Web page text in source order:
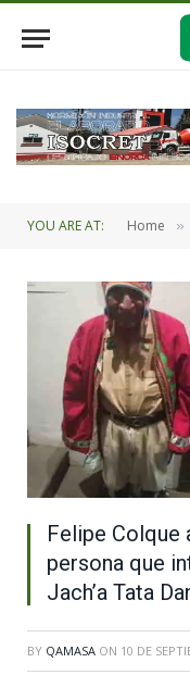
YOU ARE AT: Home »
Felipe Colque
persona que
Jach’a Tata
BY QAMASA ON 10 DE